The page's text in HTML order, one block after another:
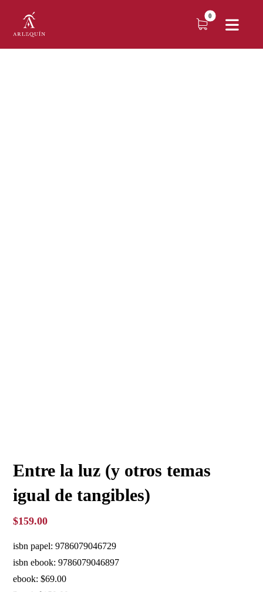
Entre la luz (y otros temas
igual de tangibles)
$159.00
isbn papel: 9786079046729
isbn ebook: 9786079046897
ebook: $69.00